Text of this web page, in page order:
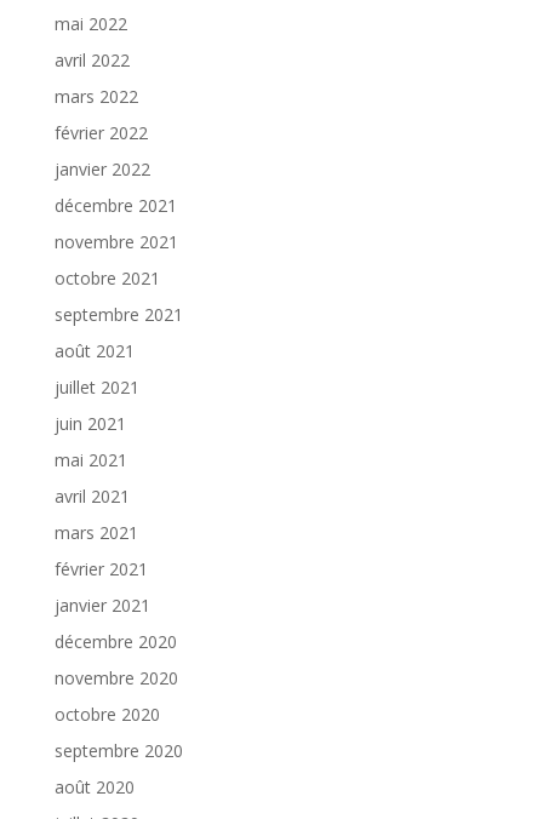
mai 2022
avril 2022
mars 2022
février 2022
janvier 2022
décembre 2021
novembre 2021
octobre 2021
septembre 2021
août 2021
juillet 2021
juin 2021
mai 2021
avril 2021
mars 2021
février 2021
janvier 2021
décembre 2020
novembre 2020
octobre 2020
septembre 2020
août 2020